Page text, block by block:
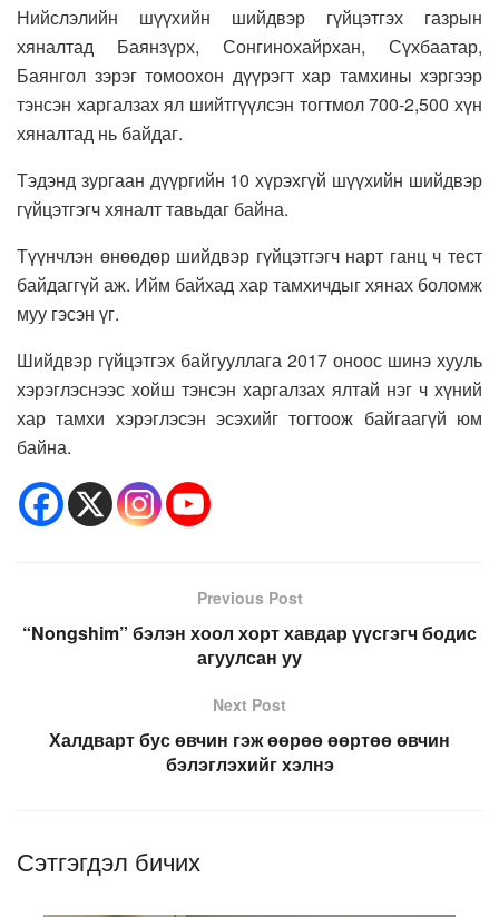
Нийслэлийн шүүхийн шийдвэр гүйцэтгэх газрын
хяналтад Баянзүрх, Сонгинохайрхан, Сүхбаатар,
Баянгол зэрэг томоохон дүүрэгт хар тамхины хэргээр
тэнсэн харгалзах ял шийтгүүлсэн тогтмол 700-2,500 хүн
хяналтад нь байдаг.
Тэдэнд зургаан дүүргийн 10 хүрэхгүй шүүхийн шийдвэр
гүйцэтгэгч хяналт тавьдаг байна.
Түүнчлэн өнөөдөр шийдвэр гүйцэтгэгч нарт ганц ч тест
байдаггүй аж. Ийм байхад хар тамхичдыг хянах боломж
муу гэсэн үг.
Шийдвэр гүйцэтгэх байгууллага 2017 оноос шинэ хууль
хэрэглэснээс хойш тэнсэн харгалзах ялтай нэг ч хүний
хар тамхи хэрэглэсэн эсэхийг тогтоож байгаагүй юм
байна.
Previous Post
“Nongshim” бэлэн хоол хорт хавдар үүсгэгч бодис
агуулсан уу
Next Post
Халдварт бус өвчин гэж өөрөө өөртөө өвчин
бэлэглэхийг хэлнэ
Сэтгэгдэл бичих